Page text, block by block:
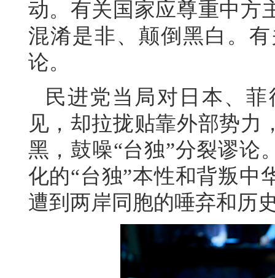
动。有关国家应尊重中方
混淆是非、颠倒黑白。
论。
民进党当局对日本、
见，却拉拢贴靠外部势力
黑，鼓噪“台独”分裂谬论
化的“台独”本性和背叛中
遭到两岸同胞的唾弃和历